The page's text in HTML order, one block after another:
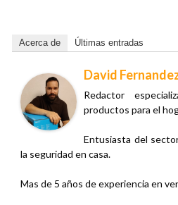
Acerca de Últimas entradas
David
Redactor
productos para el
Entusiasta del
la seguridad en casa.
Mas de 5 años de experiencia en